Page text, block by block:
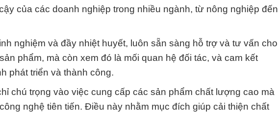
của các doanh nghiệp trong nhiều ngành, từ nông nghiệp đến
nghiệm và đầy nhiệt huyết, luôn sẵn sàng hỗ trợ và tư vấn cho
phẩm, mà còn xem đó là mối quan hệ đối tác, và cam kết
phát triển và thành công.
chú trọng vào việc cung cấp các sản phẩm chất lượng cao mà
nghệ tiên tiến. Điều này nhằm mục đích giúp cải thiện chất